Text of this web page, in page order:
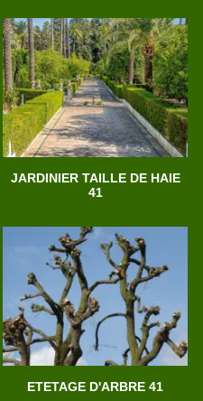
JARDINIER TAILLE DE HAIE
41
ETETAGE D'ARBRE 41